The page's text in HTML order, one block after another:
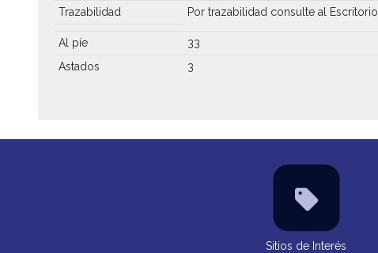
Trazabilidad
Por trazabilidad consulte al Escritorio
Al píe
33
Astados
3
Sitios de Interés